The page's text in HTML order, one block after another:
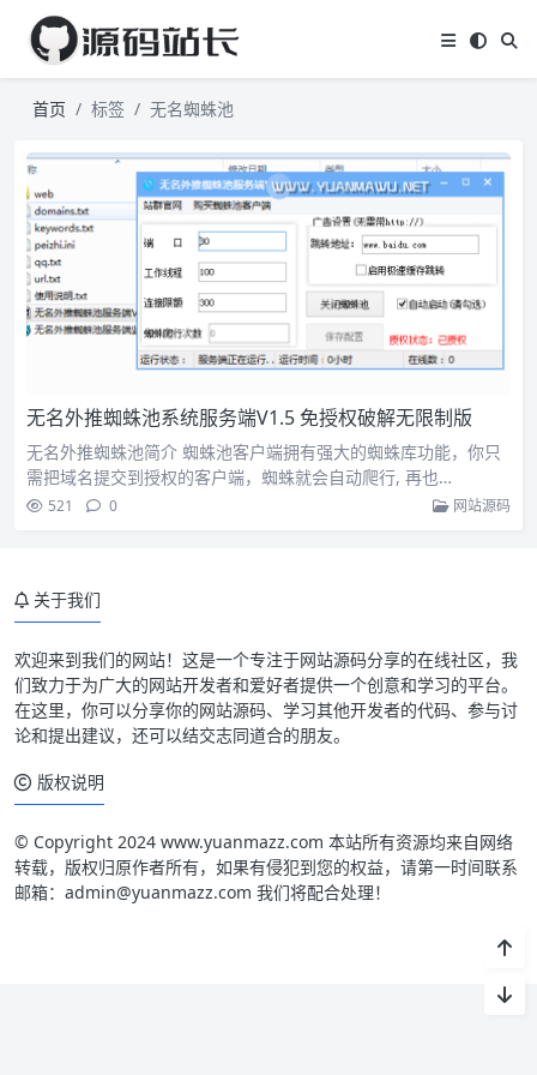
首页 标签 无名蜘蛛池
无名外推蜘蛛池系统服务端V1.5 免授权破解无限制版
无名外推蜘蛛池简介 蜘蛛池客户端拥有强大的蜘蛛库功能，你只
需把域名提交到授权的客户端，蜘蛛就会自动爬行, 再也…
521 0 网站源码
关于我们
欢迎来到我们的网站！这是一个专注于网站源码分享的在线社区，我
们致力于为广大的网站开发者和爱好者提供一个创意和学习的平台。
在这里，你可以分享你的网站源码、学习其他开发者的代码、参与讨
论和提出建议，还可以结交志同道合的朋友。
版权说明
© Copyright 2024 www.yuanmazz.com 本站所有资源均来自网络
转载，版权归原作者所有，如果有侵犯到您的权益，请第一时间联系
邮箱：admin@yuanmazz.com 我们将配合处理！